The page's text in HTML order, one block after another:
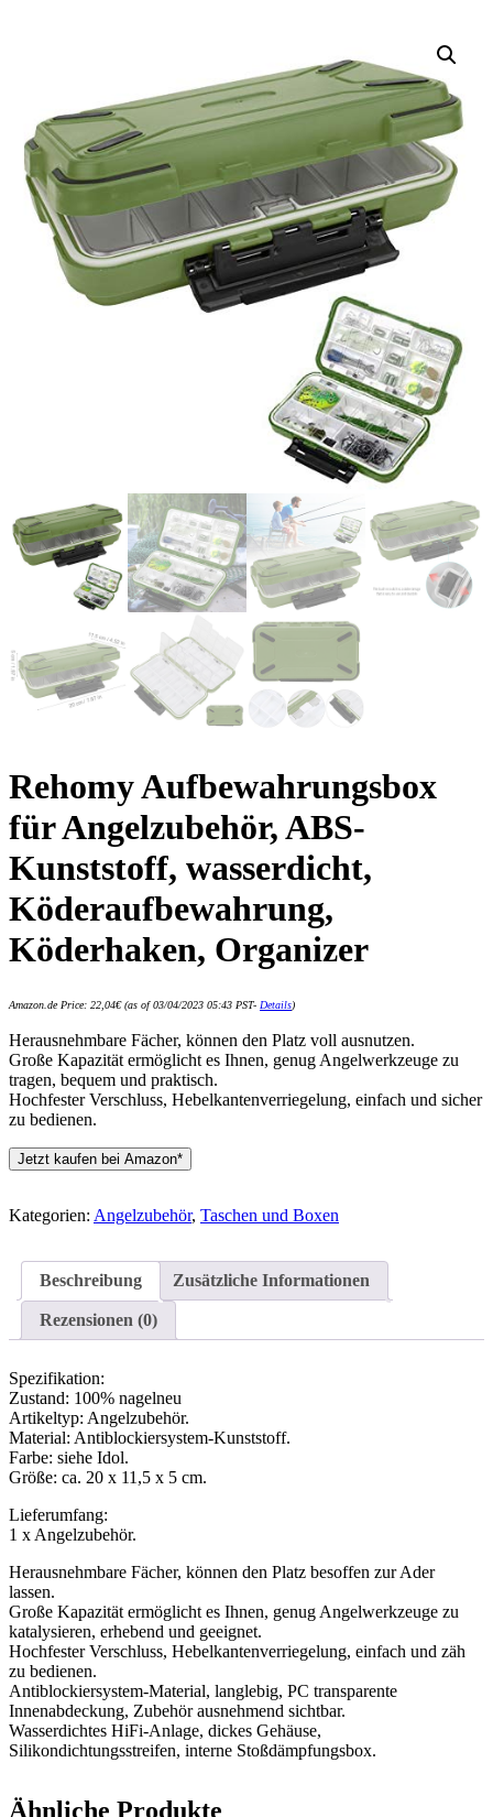
Rehomy Aufbewahrungsbox
für Angelzubehör, ABS-
Kunststoff, wasserdicht,
Köderaufbewahrung,
Köderhaken, Organizer
Amazon.de Price: 22,04€(as of 03/04/2023 05:43 PST- Details)
Herausnehmbare Fächer, können den Platz voll ausnutzen.
Große Kapazität ermöglicht es Ihnen, genug Angelwerkzeuge zu
tragen, bequem und praktisch.
Hochfester Verschluss, Hebelkantenverriegelung, einfach und sicher
zu bedienen.
Jetzt kaufen bei Amazon*
Kategorien: Angelzubehör, Taschen und Boxen
Beschreibung Zusätzliche Informationen
Rezensionen (0)
Spezifikation:
Zustand: 100% nagelneu
Artikeltyp: Angelzubehör.
Material: Antiblockiersystem-Kunststoff.
Farbe: siehe Idol.
Größe: ca. 20 x 11,5 x 5 cm.
Lieferumfang:
1 x Angelzubehör.
Herausnehmbare Fächer, können den Platz besoffen zur Ader
lassen.
Große Kapazität ermöglicht es Ihnen, genug Angelwerkzeuge zu
katalysieren, erhebend und geeignet.
Hochfester Verschluss, Hebelkantenverriegelung, einfach und zäh
zu bedienen.
Antiblockiersystem-Material, langlebig, PC transparente
Innenabdeckung, Zubehör ausnehmend sichtbar.
Wasserdichtes HiFi-Anlage, dickes Gehäuse,
Silikondichtungsstreifen, interne Stoßdämpfungsbox.
Ähnliche Produkte